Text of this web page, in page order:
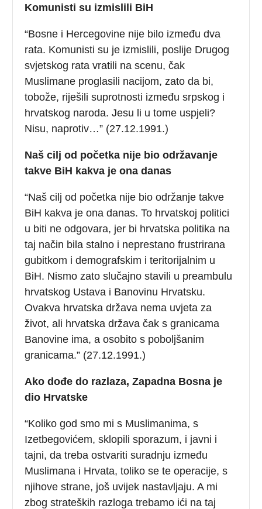
Komunisti su izmislili BiH
“Bosne i Hercegovine nije bilo između dva
rata. Komunisti su je izmislili, poslije Drugog
svjetskog rata vratili na scenu, čak
Muslimane proglasili nacijom, zato da bi,
tobože, riješili suprotnosti između srpskog i
hrvatskog naroda. Jesu li u tome uspjeli?
Nisu, naprotiv…” (27.12.1991.)
Naš cilj od početka nije bio održavanje
takve BiH kakva je ona danas
“Naš cilj od početka nije bio održanje takve
BiH kakva je ona danas. To hrvatskoj politici
u biti ne odgovara, jer bi hrvatska politika na
taj način bila stalno i neprestano frustrirana
gubitkom i demografskim i teritorijalnim u
BiH. Nismo zato slučajno stavili u preambulu
hrvatskog Ustava i Banovinu Hrvatsku.
Ovakva hrvatska država nema uvjeta za
život, ali hrvatska država čak s granicama
Banovine ima, a osobito s poboljšanim
granicama.” (27.12.1991.)
Ako dođe do razlaza, Zapadna Bosna je
dio Hrvatske
“Koliko god smo mi s Muslimanima, s
Izetbegovićem, sklopili sporazum, i javni i
tajni, da treba ostvariti suradnju između
Muslimana i Hrvata, toliko se te operacije, s
njihove strane, još uvijek nastavljaju. A mi
zbog strateških razloga trebamo ići na taj